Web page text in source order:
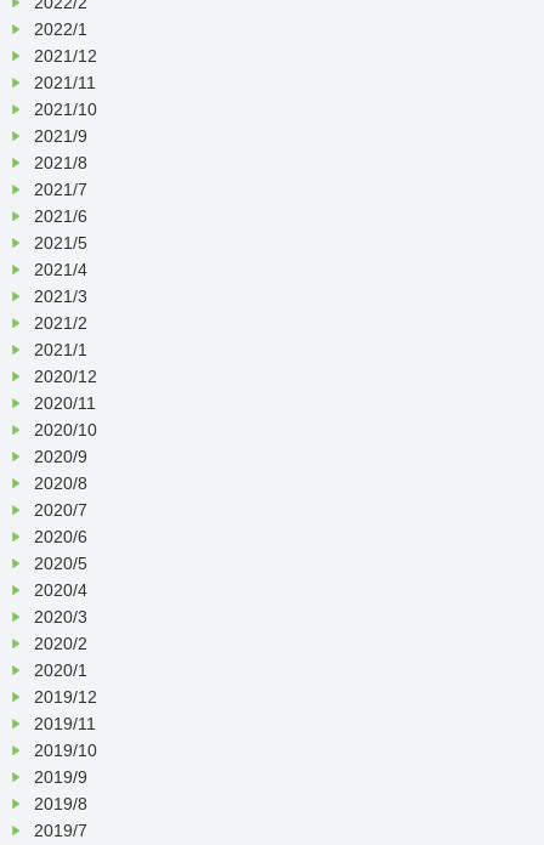
2022/1
2021/12
2021/11
2021/10
2021/9
2021/8
2021/7
2021/6
2021/5
2021/4
2021/3
2021/2
2021/1
2020/12
2020/11
2020/10
2020/9
2020/8
2020/7
2020/6
2020/5
2020/4
2020/3
2020/2
2020/1
2019/12
2019/11
2019/10
2019/9
2019/8
2019/7